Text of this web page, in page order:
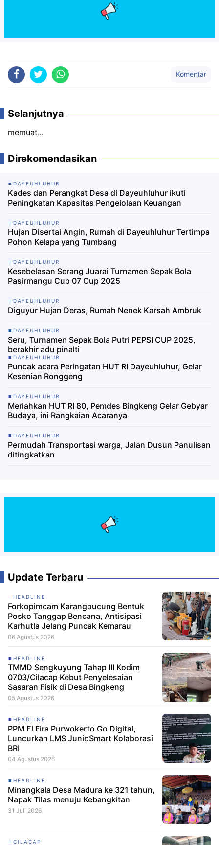
Komentar
Selanjutnya
memuat...
Direkomendasikan
DAYEUHLUHUR
Kades dan Perangkat Desa di Dayeuhluhur ikuti
Peningkatan Kapasitas Pengelolaan Keuangan
DAYEUHLUHUR
Hujan Disertai Angin, Rumah di Dayeuhluhur Tertimpa
Pohon Kelapa yang Tumbang
DAYEUHLUHUR
Kesebelasan Serang Juarai Turnamen Sepak Bola
Pasirmangu Cup 07 Cup 2025
DAYEUHLUHUR
Diguyur Hujan Deras, Rumah Nenek Karsah Ambruk
DAYEUHLUHUR
Seru, Turnamen Sepak Bola Putri PEPSI CUP 2025,
berakhir adu pinalti
DAYEUHLUHUR
Puncak acara Peringatan HUT RI Dayeuhluhur, Gelar
Kesenian Ronggeng
DAYEUHLUHUR
Meriahkan HUT RI 80, Pemdes Bingkeng Gelar Gebyar
Budaya, ini Rangkaian Acaranya
DAYEUHLUHUR
Permudah Transportasi warga, Jalan Dusun Panulisan
ditingkatkan
Update Terbaru
HEADLINE
Forkopimcam Karangpucung Bentuk
Posko Tanggap Bencana, Antisipasi
Karhutla Jelang Puncak Kemarau
06 Agustus 2026
HEADLINE
TMMD Sengkuyung Tahap III Kodim
0703/Cilacap Kebut Penyelesaian
Sasaran Fisik di Desa Bingkeng
05 Agustus 2026
HEADLINE
PPM El Fira Purwokerto Go Digital,
Luncurkan LMS JunioSmart Kolaborasi
BRI
04 Agustus 2026
HEADLINE
Minangkala Desa Madura ke 321 tahun,
Napak Tilas menuju Kebangkitan
31 Juli 2026
CILACAP